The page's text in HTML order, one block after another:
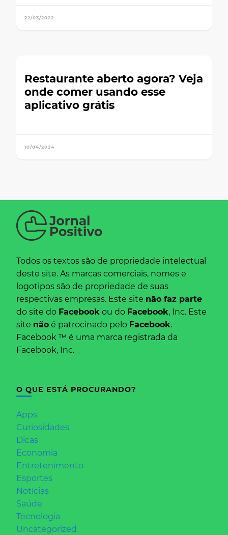
22/03/2022
Restaurante aberto agora? Veja
onde comer usando esse
aplicativo grátis
10/04/2024
Todos os textos são de propriedade intelectual
deste site. As marcas comerciais, nomes e
logotipos são de propriedade de suas
respectivas empresas. Este site não faz parte
do site do Facebook ou do Facebook, Inc. Este
site não é patrocinado pelo Facebook.
Facebook ™ é uma marca registrada da
Facebook, Inc.
O QUE ESTÁ PROCURANDO?
Apps
Curiosidades
Dicas
Economia
Entretenimento
Esportes
Notícias
Saúde
Tecnologia
Uncategorized